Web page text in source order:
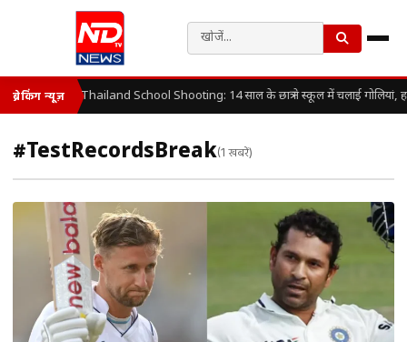
ब्रेकिंग न्यूज़ Thailand School Shooting: 14 साल के छात्र ने स्कूल में चलाई गोलियां,
#TestRecordsBreak(1 खबरें)